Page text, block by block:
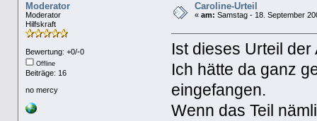
Moderator
Moderator
Hilfskraft
Bewertung: +0/-0
Offline
Beiträge: 16
no mercy
Caroline-Urteil
« am: Samstag - 18. September
Ist dieses Urteil
Ich hätte da ganz
eingefangen.
Wenn das Teil